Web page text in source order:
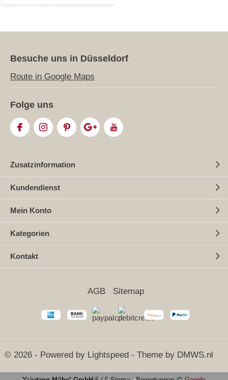
Besuche uns in Düsseldorf
Route in Google Maps
Folge uns
Zusatzinformation
Kundendienst
Mein Konto
Kategorien
Kontakt
© 2026 - Powered by Lightspeed - Theme by DMWS.nl
AGB Sitemap